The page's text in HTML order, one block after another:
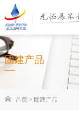
团建产品
首页> 团建产品